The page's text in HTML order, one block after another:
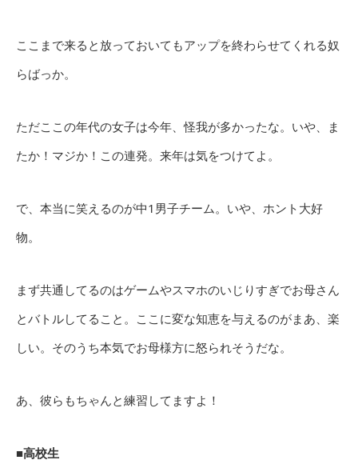
ここまで来ると放っておいてもアップを終わらせてくれる奴
らばっか。
ただここの年代の女子は今年、怪我が多かったな。いや、ま
たか！マジか！この連発。来年は気をつけてよ。
で、本当に笑えるのが中1男子チーム。いや、ホント大好
物。
まず共通してるのはゲームやスマホのいじりすぎでお母さん
とバトルしてること。ここに変な知恵を与えるのがまあ、楽
しい。そのうち本気でお母様方に怒られそうだな。
あ、彼らもちゃんと練習してますよ！
■高校生